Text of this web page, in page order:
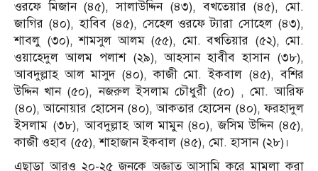
ওরফে মিজান (৪৫), সালাউদ্দিন (৪৩), বখতেয়ার (৪৫), মো.
জাগির (৪০), হাবিব (৪৫), সেহেল ওরফে ট্যারা সোহেল (৪৩),
শাবলু (৩০), শামসুল আলম (৫৫), মো. বখতিয়ার (৫২), মো.
ওয়াহেদুল আলম পলাশ (২৯), আহসান হাবীব হাসান (৩৮),
আবদুল্লাহ আল মাসুদ (৪০), কাজী মো. ইকবাল (৪৫), বশির
উদ্দিন খান (৫০), নজরুল ইসলাম চৌধুরী (৫০) , মো. আরিফ
(৪০), আনোয়ার হোসেন (৪০), আকতার হোসেন (৪০), ফরহাদুল
ইসলাম (৩৮), আবদুল্লাহ আল মামুন (৪০), জসিম উদ্দিন (৪৫),
কাজী ওহাব (৫৫), শাহাজান ইকবাল (৪৫), মো. হাসান (২৮)।
এছাড়া আরও ২০-২৫ জনকে অজ্ঞাত আসামি করে মামলা করা